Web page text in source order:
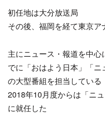
初任地は大分放送局
その後、福岡を経て東京ア
主にニュース・報道を中
でに「おはよう日本」「
の大型番組を担当している
2018年10月度からは「ニ
に就任した